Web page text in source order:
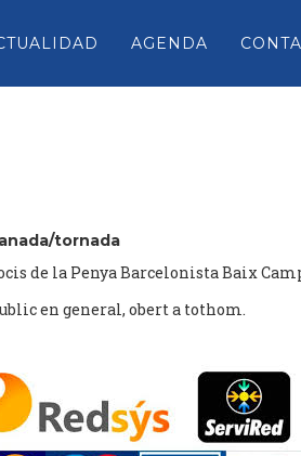
AGENDA
tornada
de la Penya Barcelonista Baix
en general, obert a tothom.